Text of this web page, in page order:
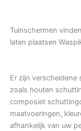
Tuinschermen
laten plaatsen
Er zijn
zoals houten
composiet
maatvoeringen,
afhankelijk van uw